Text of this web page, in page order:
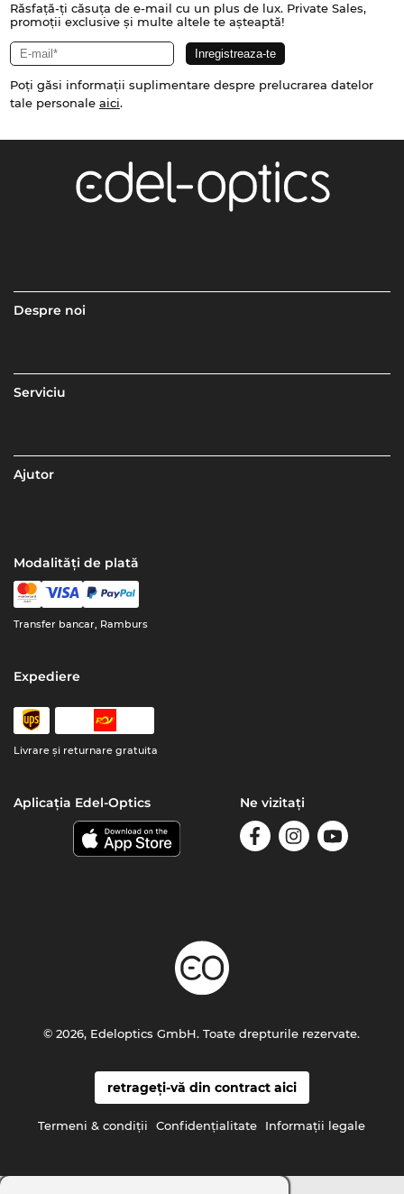
Răsfață-ți căsuța de e-mail cu un plus de lux. Private Sales,
promoții exclusive și multe altele te așteaptă!
Poți găsi informații suplimentare despre prelucrarea datelor
tale personale aici.
Despre noi
Serviciu
Ajutor
Modalități de plată
Transfer bancar, Ramburs
Expediere
Livrare şi returnare gratuita
Aplicația Edel-Optics Ne vizitați
retrageți-vă din contract aici
Termeni & condiţii Confidenţialitate Informaţii legale
© 2026, Edeloptics GmbH. Toate drepturile rezervate.